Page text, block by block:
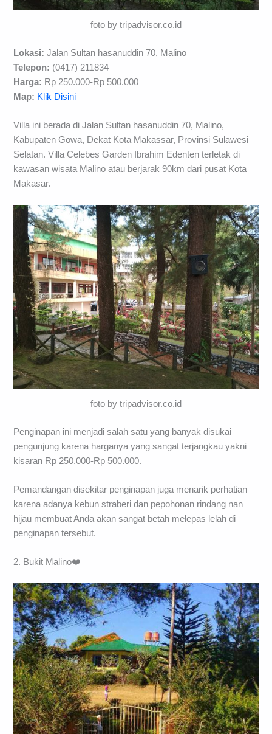
foto by tripadvisor.co.id
Lokasi: Jalan Sultan hasanuddin 70, Malino
Telepon: (0417) 211834
Harga: Rp 250.000-Rp 500.000
Map: Klik Disini
Villa ini berada di Jalan Sultan hasanuddin 70, Malino,
Kabupaten Gowa, Dekat Kota Makassar, Provinsi Sulawesi
Selatan. Villa Celebes Garden Ibrahim Edenten terletak di
kawasan wisata Malino atau berjarak 90km dari pusat Kota
Makasar.
foto by tripadvisor.co.id
Penginapan ini menjadi salah satu yang banyak disukai
pengunjung karena harganya yang sangat terjangkau yakni
kisaran Rp 250.000-Rp 500.000.
Pemandangan disekitar penginapan juga menarik perhatian
karena adanya kebun straberi dan pepohonan rindang nan
hijau membuat Anda akan sangat betah melepas lelah di
penginapan tersebut.
2. Bukit Malino❤️